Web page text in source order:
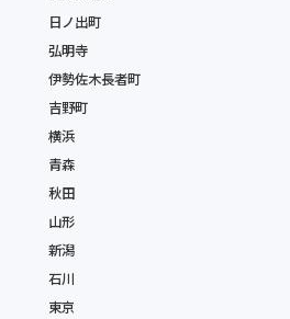
日ノ出町
弘明寺
伊勢佐木長者町
吉野町
横浜
青森
秋田
山形
新潟
石川
東京